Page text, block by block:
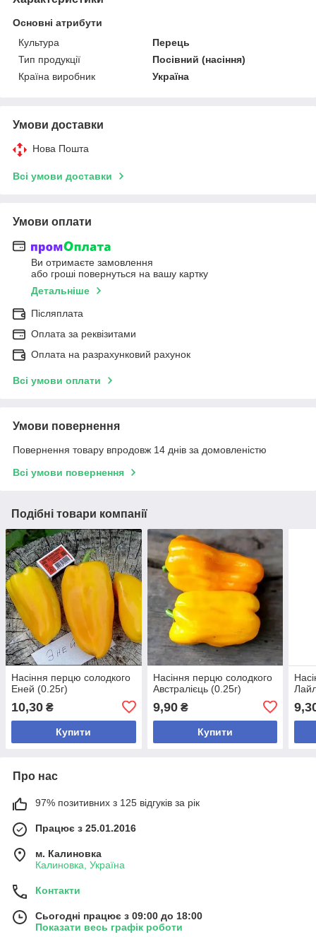
Основні атрибути
Культура
Перець
Тип продукції
Посівний (насіння)
Країна виробник
Україна
Умови доставки
Нова Пошта
Всі умови доставки
Умови оплати
Ви отримаєте замовлення
або гроші повернуться на вашу картку
Детальніше
Післяплата
Оплата за реквізитами
Оплата на разрахунковий рахунок
Всі умови оплати
Умови повернення
Повернення товару впродовж 14 днів за домовленістю
Всі умови повернення
Подібні товари компанії
Насіння перцю солодкого
Еней (0.25г)
10,30 ₴
Купити
Насіння перцю солодкого
Австралієць (0.25г)
9,90₴
Купити
Про нас
97% позитивних з 125 відгуків за рік
Працює з 25.01.2016
м. Калиновка
Калиновка, Україна
Контакти
Сьогодні працює з 09:00 до 18:00
Показати весь графік роботи